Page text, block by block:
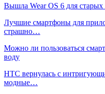
Вышла Wear OS 6 для
Лучшие смартфоны для
страшно…
Можно ли пользоваться
воду
HTC вернулась с
модные…